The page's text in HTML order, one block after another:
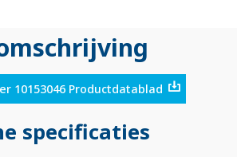
10153046 Productdatablad
specificaties